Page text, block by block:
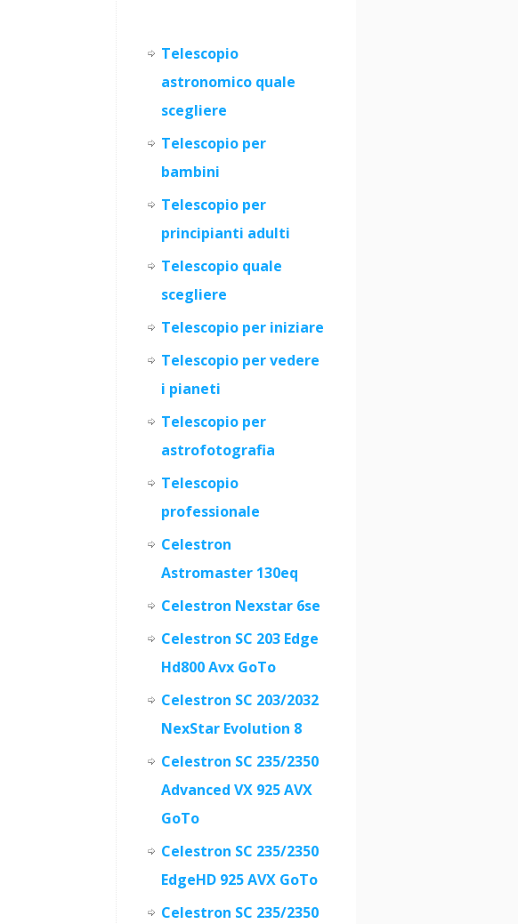
Telescopio
astronomico quale
scegliere
Telescopio per
bambini
Telescopio per
principianti adulti
Telescopio quale
scegliere
Telescopio per iniziare
Telescopio per vedere
i pianeti
Telescopio per
astrofotografia
Telescopio
professionale
Celestron
Astromaster 130eq
Celestron Nexstar 6se
Celestron SC 203 Edge
Hd800 Avx GoTo
Celestron SC 203/2032
NexStar Evolution 8
Celestron SC 235/2350
Advanced VX 925 AVX
GoTo
Celestron SC 235/2350
EdgeHD 925 AVX GoTo
Celestron SC 235/2350